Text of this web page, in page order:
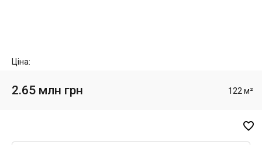
Ціна:
2.65 млн грн 122 м²
